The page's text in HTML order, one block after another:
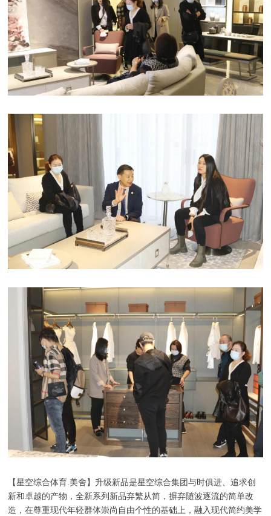
【星空综合体育.美舍】升级新品是星空综合集团与时俱进、追求创
新和卓越的产物，全新系列新品弃繁从简，摒弃随波逐流的简单改
造，在尊重现代年轻群体崇尚自由个性的基础上，融入现代简约美学